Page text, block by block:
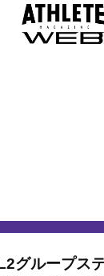
グループス